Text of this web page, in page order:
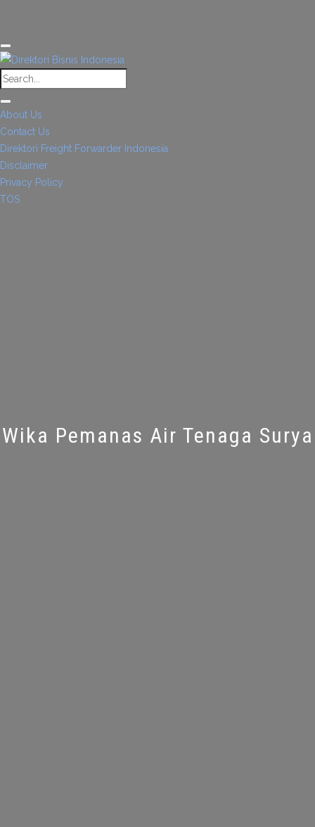
About Us
Contact Us
Direktori Freight Forwarder Indonesia
Disclaimer
Privacy Policy
TOS
Wika Pemanas Air Tenaga Surya